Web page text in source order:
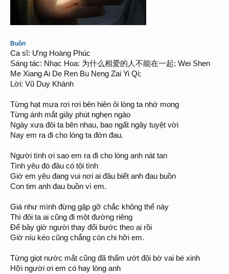
Buồn
Ca sĩ: Ưng Hoàng Phúc
Sáng tác: Nhạc Hoa: 为什么相爱的人不能在一起; Wei Shen
Me Xiang Ai De Ren Bu Neng Zai Yi Qi;
Lời: Vũ Duy Khánh
Từng hạt mưa rơi rơi bên hiên ôi lòng ta nhớ mong
Từng ánh mắt giây phút nghẹn ngào
Ngày xưa đôi ta bên nhau, bao ngất ngây tuyệt vời
Nay em ra đi cho lòng ta đớn đau.
Người tình ơi sao em ra đi cho lòng anh nát tan
Tình yêu đó đâu có tội tình
Giờ em yêu đang vui nơi ai đâu biết anh đau buồn
Con tim anh đau buồn vì em.
Giá như mình đừng gặp gỡ chắc không thế này
Thì đôi ta ai cũng đi một đường riêng
Để bây giờ người thay đổi bước theo ai rồi
Giờ níu kéo cũng chẳng còn chi hỡi em.
Từng giọt nước mắt cũng đã thấm ướt đôi bờ vai bé xinh
Hỡi người ơi em có hay lòng anh